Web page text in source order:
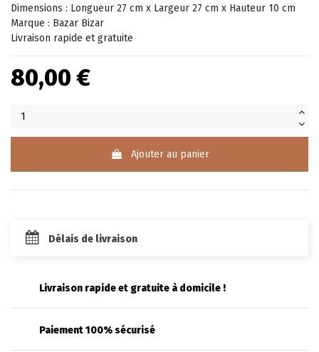
Dimensions : Longueur 27 cm x Largeur 27 cm x Hauteur 10 cm
Marque : Bazar Bizar
Livraison rapide et gratuite
80,00 €
Ajouter au panier
Délais de livraison
Livraison rapide et gratuite à domicile !
Paiement 100% sécurisé